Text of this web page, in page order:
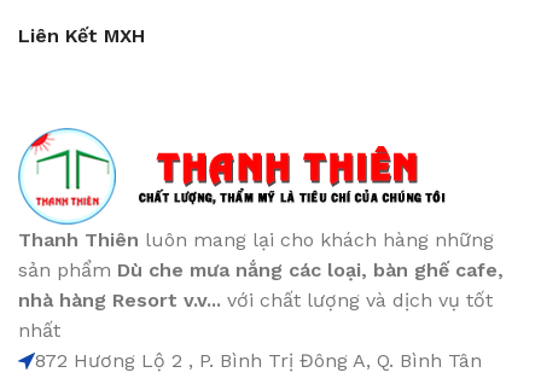
Liên Kết MXH
Thanh Thiên luôn mang lại cho khách hàng những
sản phẩm Dù che mưa nắng các loại, bàn ghế cafe,
nhà hàng Resort v.v... với chất lượng và dịch vụ tốt
nhất
872 Hương Lộ 2 , P. Bình Trị Đông A, Q. Bình Tân